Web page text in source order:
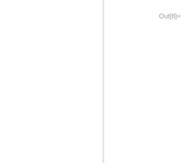
Out[8]=